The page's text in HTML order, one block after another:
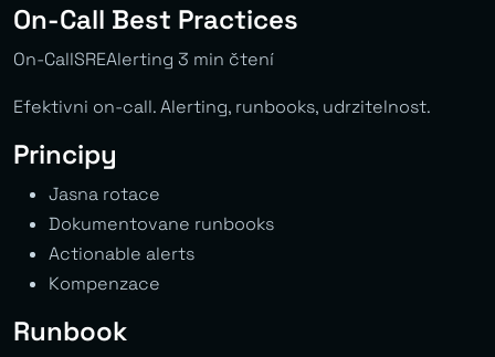
On-Call Best Practices
On-CallSREAlerting 3 min čtení
Efektivni on-call. Alerting, runbooks, udrzitelnost.
Principy
Jasna rotace
Dokumentovane runbooks
Actionable alerts
Kompenzace
Runbook